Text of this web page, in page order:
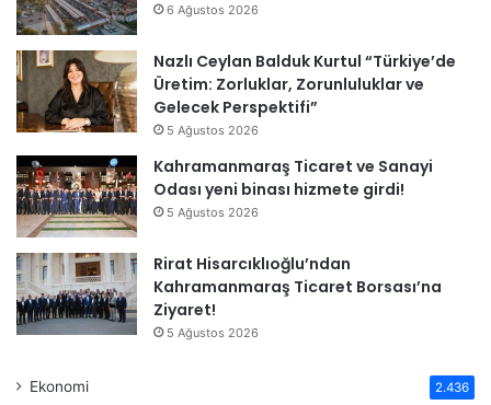
6 Ağustos 2026
Nazlı Ceylan Balduk Kurtul “Türkiye’de
Üretim: Zorluklar, Zorunluluklar ve
Gelecek Perspektifi”
5 Ağustos 2026
Kahramanmaraş Ticaret ve Sanayi
Odası yeni binası hizmete girdi!
5 Ağustos 2026
Rirat Hisarcıklıoğlu’ndan
Kahramanmaraş Ticaret Borsası’na
Ziyaret!
5 Ağustos 2026
Ekonomi 2.436